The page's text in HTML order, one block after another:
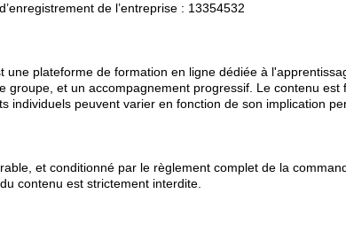
de l’entreprise : 13354532
une plateforme de formation en ligne dédiée à
groupe, et un accompagnement progressif. Le contenu est
individuels peuvent varier en fonction de son implication
et conditionné par le règlement complet de la
contenu est strictement interdite.